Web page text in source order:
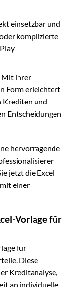
einsetzbar und
komplizierte
Mit ihrer
Form erleichtert
Krediten und
Entscheidungen
hervorragende
jetzt die Excel
einer
Vorlage für
für
Diese
Kreditanalyse,
an individuelle